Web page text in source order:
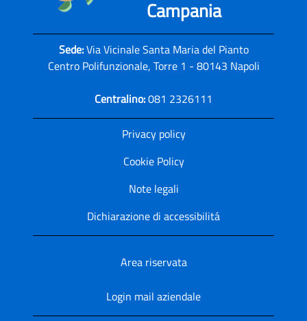
Campania
Sede:Via Vicinale Santa Maria del Pianto
Centro Polifunzionale, Torre 1 - 80143 Napoli
Centralino:081 2326111
Privacy policy
Cookie Policy
Note legali
Dichiarazione di accessibilitá
Area riservata
Login mail aziendale